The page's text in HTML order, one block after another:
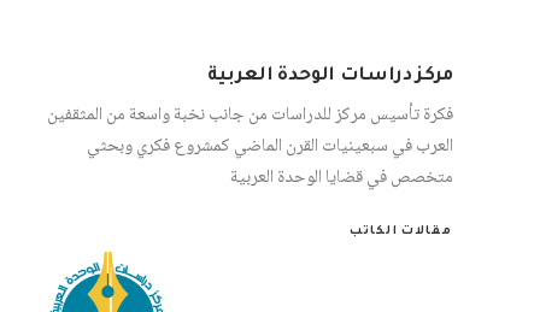
مركز دراسات الوحدة العربية
فكرة تأسيس مركز للدراسات من جانب نخبة واسعة من المثقفين
العرب في سبعينيات القرن الماضي كمشروع فكري وبحثي
متخصص في قضايا الوحدة العربية
مقالات الكاتب